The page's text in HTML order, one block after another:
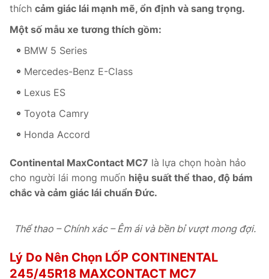
thích cảm giác lái mạnh mẽ, ổn định và sang trọng.
Một số mẫu xe tương thích gồm:
BMW 5 Series
Mercedes-Benz E-Class
Lexus ES
Toyota Camry
Honda Accord
Continental MaxContact MC7 là lựa chọn hoàn hảo
cho người lái mong muốn hiệu suất thể thao, độ bám
chắc và cảm giác lái chuẩn Đức.
Thể thao – Chính xác – Êm ái và bền bỉ vượt mong đợi.
Lý Do Nên Chọn LỐP CONTINENTAL
245/45R18 MAXCONTACT MC7